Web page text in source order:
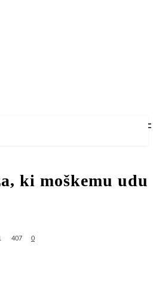
ki moškemu udu
407 0